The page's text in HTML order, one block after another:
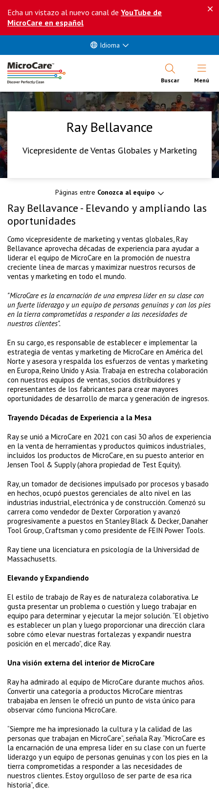
Echa un vistazo al nuevo canal de YouTube de
MicroCare en español
Idioma
Buscar Abrir
Menú
Ray Bellavance
Vicepresidente de Ventas Globales y Marketing
Páginas entre Conozca al equipo
Ray Bellavance - Elevando y ampliando las
oportunidades
Como vicepresidente de marketing y ventas globales, Ray
Bellavance aprovecha décadas de experiencia para ayudar a
liderar el equipo de MicroCare en la promoción de nuestra
creciente línea de marcas y maximizar nuestros recursos de
ventas y marketing en todo el mundo.
"MicroCare es la encarnación de una empresa líder en su clase con
un fuerte liderazgo y un equipo de personas genuinas y con los pies
en la tierra comprometidas a responder a las necesidades de
nuestros clientes".
En su cargo, es responsable de establecer e implementar la
estrategia de ventas y marketing de MicroCare en América del
Norte y asesora y respalda los esfuerzos de ventas y marketing
en Europa, Reino Unido y Asia. Trabaja en estrecha colaboración
con nuestros equipos de ventas, socios distribuidores y
representantes de los fabricantes para crear mayores
oportunidades de desarrollo de marca y generación de ingresos.
Trayendo Décadas de Experiencia a la Mesa
Ray se unió a MicroCare en 2021 con casi 30 años de experiencia
en la venta de herramientas y productos químicos industriales,
incluidos los productos de MicroCare, en su puesto anterior en
Jensen Tool & Supply (ahora propiedad de Test Equity).
Ray, un tomador de decisiones impulsado por procesos y basado
en hechos, ocupó puestos gerenciales de alto nivel en las
industrias industrial, electrónica y de construcción. Comenzó su
carrera como vendedor de Dexter Corporation y avanzó
progresivamente a puestos en Stanley Black & Decker, Danaher
Tool Group, Craftsman y como presidente de FEIN Power Tools.
Ray tiene una licenciatura en psicología de la Universidad de
Massachusetts.
Elevando y Expandiendo
El estilo de trabajo de Ray es de naturaleza colaborativa. Le
gusta presentar un problema o cuestión y luego trabajar en
equipo para determinar y ejecutar la mejor solución. “El objetivo
es establecer un plan y luego proporcionar una dirección clara
sobre cómo elevar nuestras fortalezas y expandir nuestra
posición en el mercado”, dice Ray.
Una visión externa del interior de MicroCare
Ray ha admirado al equipo de MicroCare durante muchos años.
Convertir una categoría a productos MicroCare mientras
trabajaba en Jensen le ofreció un punto de vista único para
observar cómo funciona MicroCare.
“Siempre me ha impresionado la cultura y la calidad de las
personas que trabajan en MicroCare”, señala Ray. “MicroCare es
la encarnación de una empresa líder en su clase con un fuerte
liderazgo y un equipo de personas genuinas y con los pies en la
tierra comprometidas a responder a las necesidades de
nuestros clientes. Estoy orgulloso de ser parte de esa rica
historia”, dice.